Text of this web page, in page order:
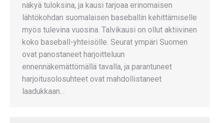
näkyä tuloksina, ja kausi tarjoaa erinomaisen
lähtökohdan suomalaisen baseballin kehittämiselle
myös tulevina vuosina. Talvikausi on ollut aktiivinen
koko baseball-yhteisölle. Seurat ympäri Suomen
ovat panostaneet harjoitteluun
ennennäkemättömällä tavalla, ja parantuneet
harjoitusolosuhteet ovat mahdollistaneet
laadukkaan…